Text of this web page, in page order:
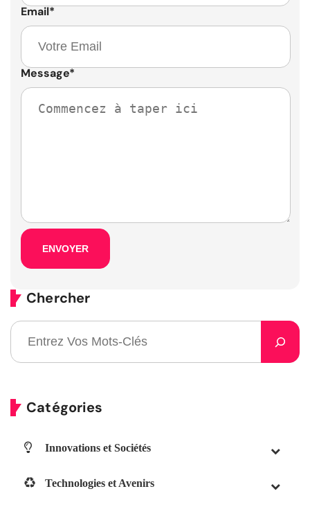
Email*
Message*
Chercher
Catégories
Innovations et Sociétés
Technologies et Avenirs